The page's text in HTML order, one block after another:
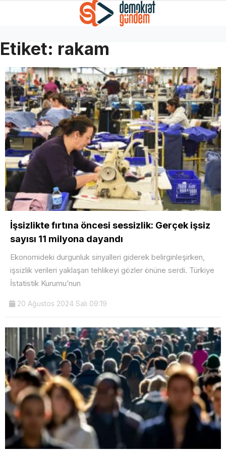
Etiket: rakam
İşsizlikte fırtına öncesi sessizlik: Gerçek işsiz
sayısı 11 milyona dayandı
Ekonomideki durgunluk sinyalleri giderek belirginleşirken,
işsizlik verileri yaklaşan tehlikeyi gözler önüne serdi. Türkiye
İstatistik Kurumu’nun
20 Ağustos 2024 Salı 09:19